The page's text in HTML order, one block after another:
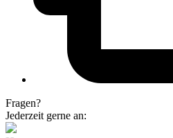
Fragen?
Jederzeit gerne an: